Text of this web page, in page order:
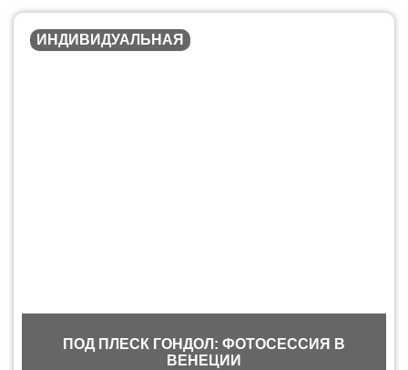
ИНДИВИДУАЛЬНАЯ
ПОД ПЛЕСК ГОНДОЛ: ФОТОСЕССИЯ В
ВЕНЕЦИИ